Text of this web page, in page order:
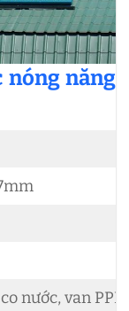
nóng năng
nước, van